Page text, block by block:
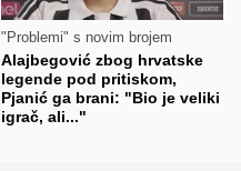
"Problemi" s novim brojem
Alajbegović zbog hrvatske
legende pod pritiskom,
Pjanić ga brani: "Bio je veliki
igrač, ali..."